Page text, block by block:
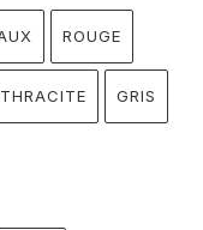
ROUGE
GRIS